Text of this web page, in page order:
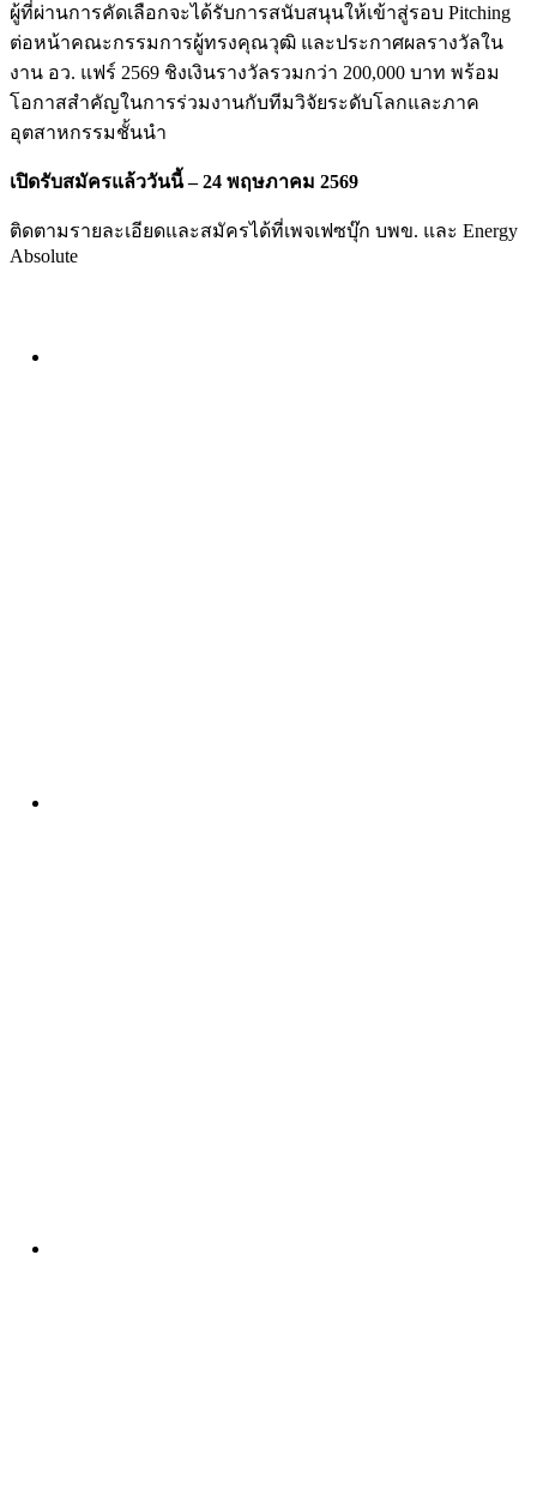
ผู้ที่ผ่านการคัดเลือกจะได้รับการสนับสนุนให้เข้าสู่รอบ Pitching
ต่อหน้าคณะกรรมการผู้ทรงคุณวุฒิ และประกาศผลรางวัลใน
งาน อว. แฟร์ 2569 ชิงเงินรางวัลรวมกว่า 200,000 บาท พร้อม
โอกาสสำคัญในการร่วมงานกับทีมวิจัยระดับโลกและภาค
อุตสาหกรรมชั้นนำ
เปิดรับสมัครแล้ววันนี้ –24 พฤษภาคม 2569
ติดตามรายละเอียดและสมัครได้ที่เพจเฟซบุ๊ก บพข. และ Energy
Absolute